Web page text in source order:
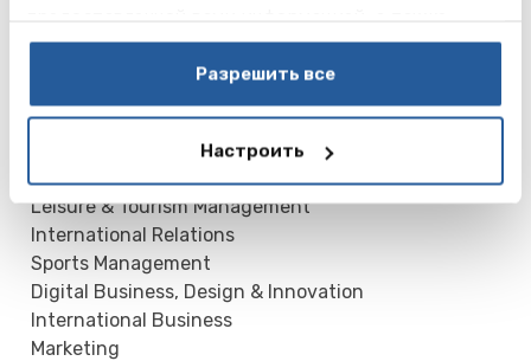
данными, которые они получили при использовании
Разрешить все
Настроить
международного опыта. Продолжительность EU
Master’s programs – 1 год (3 семестра).
Программы бакалавра:
Business Administration
Communication & Public Relations
Leisure & Tourism Management
International Relations
Sports Management
Digital Business, Design & Innovation
International Business
Marketing